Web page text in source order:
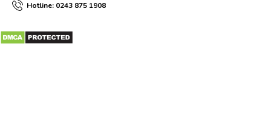
Hotline: 0243 875 1908